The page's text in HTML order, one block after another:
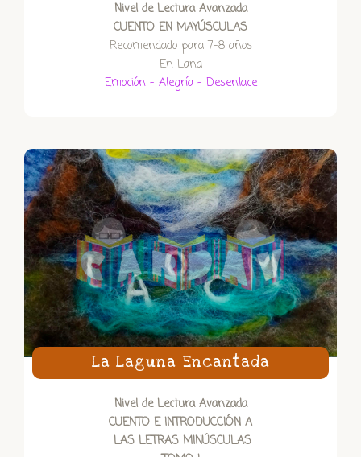
Nivel de Lectura Avanzada
CUENTO EN MAYÚSCULAS
Recomendado para 7-8 años
En Lana
Emoción – Alegría – Desenlace
La Laguna Encantada
Nivel de Lectura Avanzada
CUENTO E INTRODUCCIÓN A
LAS LETRAS MINÚSCULAS